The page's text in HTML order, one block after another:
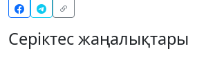
Серіктес жаңалықтары